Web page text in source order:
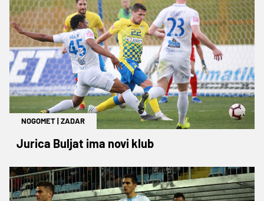
NOGOMET|ZADAR
Jurica Buljat ima novi klub